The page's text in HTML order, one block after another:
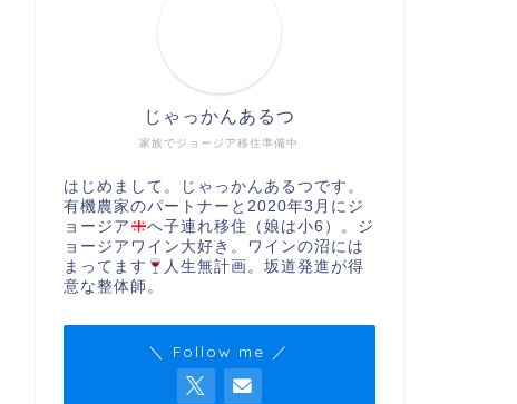
家族でジョージア移住準備中
じゃっかんあるつ
はじめまして。じゃっかんあるつです。
有機農家のパートナーと2020年3月にジ
ョージア
へ子連れ移住（娘は小6）。ジ
ョージアワイン大好き。ワインの沼には
まってます
人生無計画。坂道発進が得
意な整体師。
＼ Follow me ／